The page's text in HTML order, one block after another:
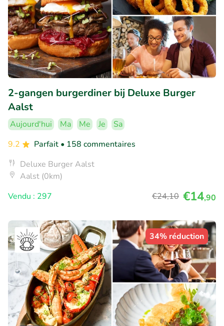
2-gangen burgerdiner bij Deluxe Burger
Aalst
Aujourd'hui Ma Me Je
Sa
9.2
Parfait • 158 commentaires
Deluxe Burger Aalst
Aalst (0km)
Vendu : 297
€24,10 €14,90
34% réduction